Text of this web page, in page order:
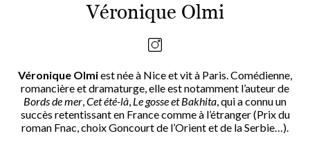
Véronique Olmi
Véronique Olmiest née à Nice et vit à Paris. Comédienne,
romancière et dramaturge, elle est notamment l’auteur de
Bords de mer,Cet été-là, Le gosse et Bakhita, qui a connu un
succès retentissant en France comme à l’étranger (Prix du
roman Fnac, choix Goncourt de l’Orient et de la Serbie…).